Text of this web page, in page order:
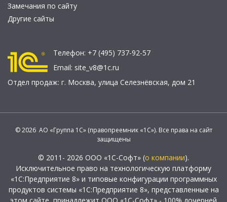
Замечания по сайту
Другие сайты
Телефон: +7 (495) 737-92-57
Email: site_v8@1c.ru
Отдел продаж: г. Москва, улица Селезнёвская, дом 21
© 2026 АО «Группа 1С» (правопреемник «1С»). Все права на сайт
защищены
© 2011- 2026 ООО «1С-Софт» (о компании).
Исключительное право на технологическую платформу
«1С:Предприятие 8» и типовые конфигурации программных
продуктов системы «1С:Предприятие 8», представленные на